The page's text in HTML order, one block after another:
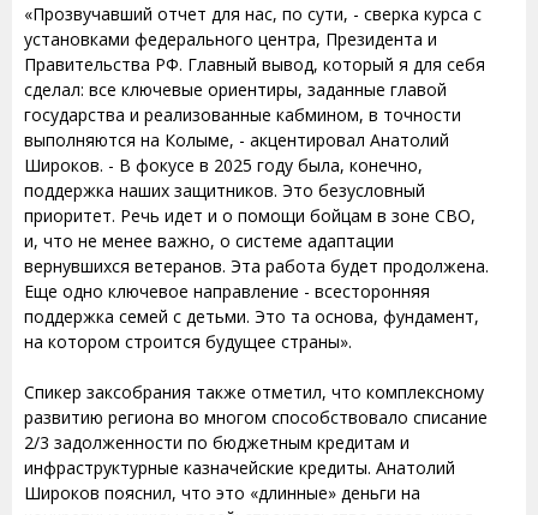
«Прозвучавший отчет для нас, по сути, - сверка курса с
установками федерального центра, Президента и
Правительства РФ. Главный вывод, который я для себя
сделал: все ключевые ориентиры, заданные главой
государства и реализованные кабмином, в точности
выполняются на Колыме, - акцентировал Анатолий
Широков. - В фокусе в 2025 году была, конечно,
поддержка наших защитников. Это безусловный
приоритет. Речь идет и о помощи бойцам в зоне СВО,
и, что не менее важно, о системе адаптации
вернувшихся ветеранов. Эта работа будет продолжена.
Еще одно ключевое направление - всесторонняя
поддержка семей с детьми. Это та основа, фундамент,
на котором строится будущее страны».
Спикер заксобрания также отметил, что комплексному
развитию региона во многом способствовало списание
2/3 задолженности по бюджетным кредитам и
инфраструктурные казначейские кредиты. Анатолий
Широков пояснил, что это «длинные» деньги на